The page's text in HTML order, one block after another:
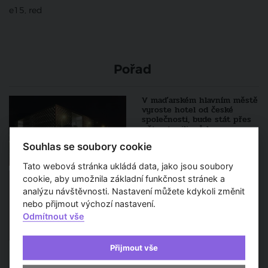
e15, red
Pořad
V maďarském hlavním městě
vyroste hotel od české
společnosti, bude stát přes
pět set milionů korun
Finalisté Czech Grand Design
přetékají kreativitou a
neotřelými nápady
Souhlas se soubory cookie
Tato webová stránka ukládá data, jako jsou soubory
cookie, aby umožnila základní funkčnost stránek a
analýzu návštěvnosti. Nastavení můžete kdykoli změnit
nebo přijmout výchozí nastavení.
Odmítnout vše
Přijmout vše